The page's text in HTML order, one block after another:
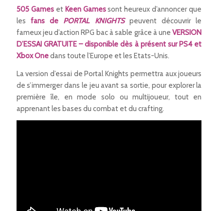
505 Gameset Keen Gamessont heureux d’annoncer que
les fans de PORTAL KNIGHTS peuvent découvrir le
fameux jeu d’action RPG bac à sable grâce à uneVERSION
D’ESSAI GRATUITE – disponible dès à présent sur PS4 et
Xbox Onedans toute l’Europe et les Etats-Unis.
La version d’essai de Portal Knights permettra aux joueurs
de s’immerger dans le jeu avant sa sortie, pour explorer la
première île, en mode solo ou multijoueur, tout en
apprenant les bases du combat et du crafting.